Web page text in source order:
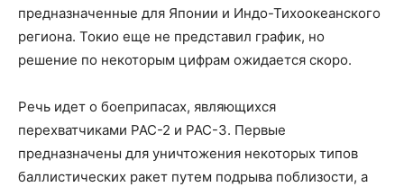
предназначенные для Японии и Индо-Тихоокеанского
региона. Токио еще не представил график, но
решение по некоторым цифрам ожидается скоро.
Речь идет о боеприпасах, являющихся
перехватчиками PAC-2 и PAC-3. Первые
предназначены для уничтожения некоторых типов
баллистических ракет путем подрыва поблизости, а